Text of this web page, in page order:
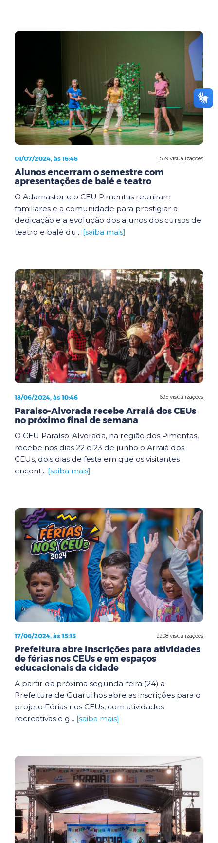
1559 visualizações
01/07/2024, às 16:46
Alunos encerram o semestre com
apresentações de balé e teatro
O Adamastor e o CEU Pimentas reuniram
familiares e a comunidade para prestigiar a
dedicação e a evolução dos alunos dos cursos de
teatro e balé du... [saiba mais]
695 visualizações
18/06/2024, às 10:46
Paraíso-Alvorada recebe Arraiá dos CEUs
no próximo final de semana
O CEU Paraíso-Alvorada, na região dos Pimentas,
recebe nos dias 22 e 23 de junho o Arraiá dos
CEUs, dois dias de festa em que os visitantes
encont... [saiba mais]
2208 visualizações
17/06/2024, às 15:15
Prefeitura abre inscrições para atividades
de férias nos CEUs e em espaços
educacionais da cidade
A partir da próxima segunda-feira (24) a
Prefeitura de Guarulhos abre as inscrições para o
projeto Férias nos CEUs, com atividades
recreativas e g... [saiba mais]